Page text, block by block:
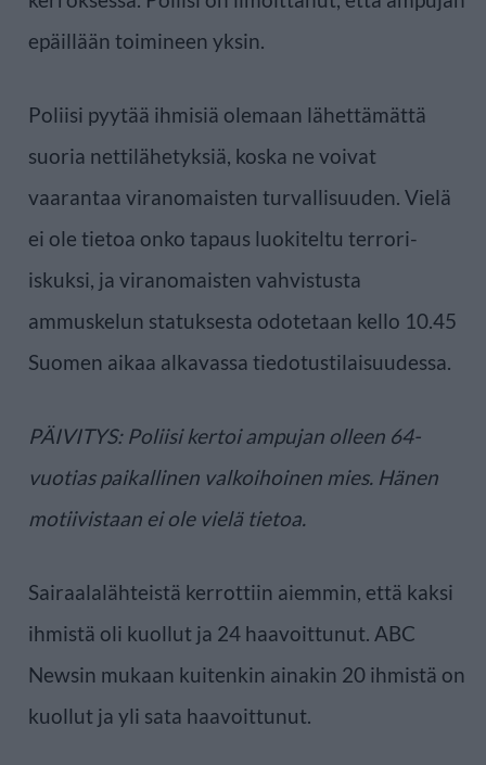
epäillään toimineen yksin.
Poliisi pyytää ihmisiä olemaan lähettämättä
suoria nettilähetyksiä, koska ne voivat
vaarantaa viranomaisten turvallisuuden. Vielä
ei ole tietoa onko tapaus luokiteltu terrori-
iskuksi, ja viranomaisten vahvistusta
ammuskelun statuksesta odotetaan kello 10.45
Suomen aikaa alkavassa tiedotustilaisuudessa.
PÄIVITYS: Poliisi kertoi ampujan olleen 64-
vuotias paikallinen valkoihoinen mies. Hänen
motiivistaan ei ole vielä tietoa.
Sairaalalähteistä kerrottiin aiemmin, että kaksi
ihmistä oli kuollut ja 24 haavoittunut. ABC
Newsin mukaan kuitenkin ainakin 20 ihmistä on
kuollut ja yli sata haavoittunut.